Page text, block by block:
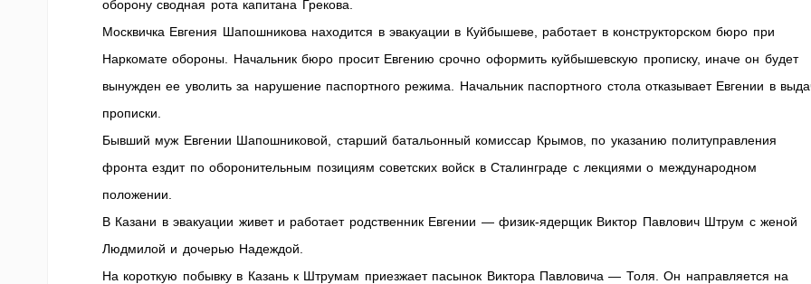
оборону сводная рота капитана Грекова.
Москвичка Евгения Шапошникова находится в эвакуации в Куйбышеве, работает в конструкторском бюро при
Наркомате обороны. Начальник бюро просит Евгению срочно оформить куйбышевскую прописку, иначе он будет
вынужден ее уволить за нарушение паспортного режима. Начальник паспортного стола отказывает Евгении в
прописки.
Бывший муж Евгении Шапошниковой, старший батальонный комиссар Крымов, по указанию политуправления
фронта ездит по оборонительным позициям советских войск в Сталинграде с лекциями о международном
положении.
В Казани в эвакуации живет и работает родственник Евгении — физик-ядерщик Виктор Павлович Штрум с женой
Людмилой и дочерью Надеждой.
На короткую побывку в Казань к Штрумам приезжает пасынок Виктора Павловича — Толя. Он направляется на